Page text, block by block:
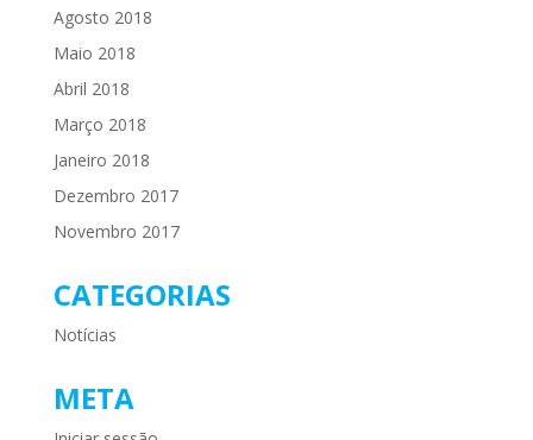
Agosto 2018
Maio 2018
Abril 2018
Março 2018
Janeiro 2018
Dezembro 2017
Novembro 2017
CATEGORIAS
Notícias
META